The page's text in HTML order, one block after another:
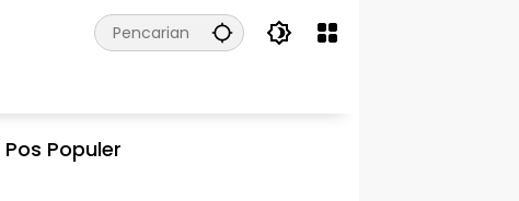
Pos Populer